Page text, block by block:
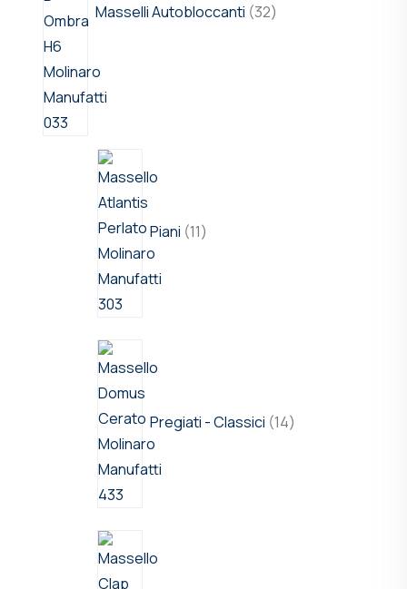
Masselli Autobloccanti 32
Piani 11
Pregiati - Classici 14